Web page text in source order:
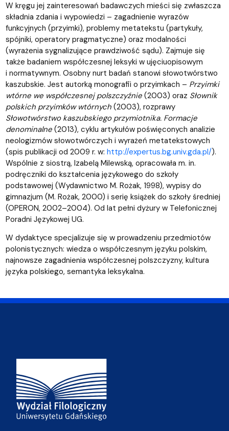
W kręgu jej zainteresowań badawczych mieści się zwłaszcza
składnia zdania i wypowiedzi – zagadnienie wyrazów
funkcyjnych (przyimki), problemy metatekstu (partykuły,
spójniki, operatory pragmatyczne) oraz modalności
(wyrażenia sygnalizujące prawdziwość sądu). Zajmuje się
także badaniem współczesnej leksyki w ujęciuopisowym
i normatywnym. Osobny nurt badań stanowi słowotwórstwo
kaszubskie. Jest autorką monografii o przyimkach – Przyimki
wtórne we współczesnej polszczyźnie(2003) oraz Słownik
polskich przyimków wtórnych(2003), rozprawy
Słowotwórstwo kaszubskiego przymiotnika. Formacje
denominalne(2013), cyklu artykułów poświęconych analizie
neologizmów słowotwórczych i wyrażeń metatekstowych
(spis publikacji od 2009 r. w: http://expertus.bg.univ.gda.pl/).
Wspólnie z siostrą, Izabelą Milewską, opracowała m. in.
podręczniki do kształcenia językowego do szkoły
podstawowej (Wydawnictwo M. Rożak, 1998), wypisy do
gimnazjum (M. Rożak, 2000) i serię książek do szkoły średniej
(OPERON, 2002–2004). Od lat pełni dyżury w Telefonicznej
Poradni Językowej UG.
W dydaktyce specjalizuje się w prowadzeniu przedmiotów
polonistycznych: wiedza o współczesnym języku polskim,
najnowsze zagadnienia współczesnej polszczyzny, kultura
języka polskiego, semantyka leksykalna.
Adres Wydziału